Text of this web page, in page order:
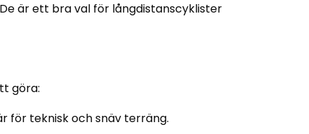
är ett bra val för långdistanscyklister
göra:
för teknisk och snäv terräng.